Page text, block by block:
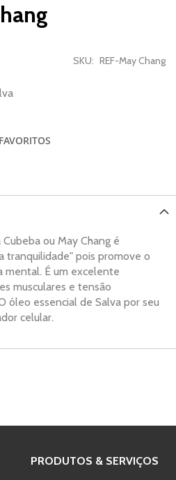
SKU REF-May Chang
ou May Chang é
tranquilidade" pois promove o
mental. É um excelente
musculares e tensão
óleo essencial de Salva por seu
celular.
PRODUTOS & SERVIÇOS